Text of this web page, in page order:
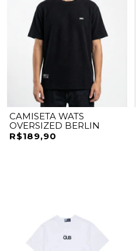
CAMISETA WATS
OVERSIZED BERLIN
R$189,90